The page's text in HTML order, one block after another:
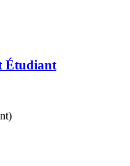
Étudiant